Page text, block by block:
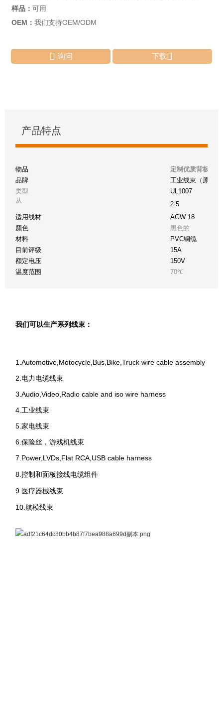
样品： 可用
OEM： 我们支持OEM/ODM
 询问 下载
产品特点
物品
定制优质背板9对
品牌
工业线束（原件）
类型
UL1007
从
2.5
适用线材
AGW 18
颜色
黑色的
材料
PVC铜缆
目前评级
15A
额定电压
150V
温度范围
70℃
我们可以生产系列线束：
1.Automotive,Motocycle,Bus,Bike,Truck wire cable assembly
2.电力电缆线束
3.Audio,Video,Radio cable and iso wire harness
4.工业线束
5.家电线束
6.保险丝，游戏机线束
7.Power,LVDs,Flat RCA,USB cable harness
8.控制和面板接线电缆组件
9.医疗器械线束
10.航模线束